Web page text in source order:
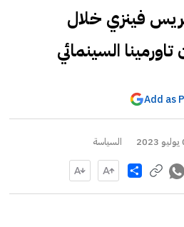
فينزي خلال
السينمائي
Add as
السياسة
Share